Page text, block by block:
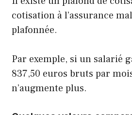
cotisation à l’assurance
plafonnée.
Par exemple, si un salarié
837,50 euros bruts par
n’augmente plus.